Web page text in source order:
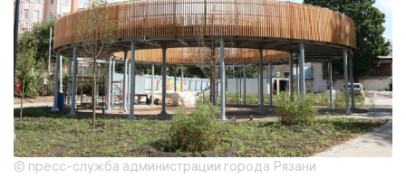
© пресс-служба администрации города Рязани